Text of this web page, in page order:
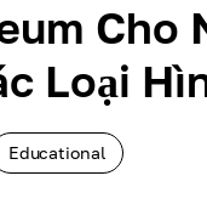
Cho
Loại
Educational